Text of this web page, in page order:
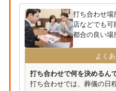
打ち合わせ場
店などでも可
都合の良い場
よく
打ち合わせで何を決めるん
打ち合わせでは、葬儀の日